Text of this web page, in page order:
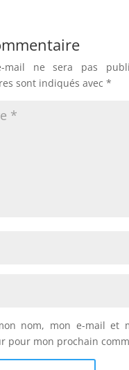
mail ne sera pas
sont indiqués avec *
nom, mon e-mail et
pour mon prochain